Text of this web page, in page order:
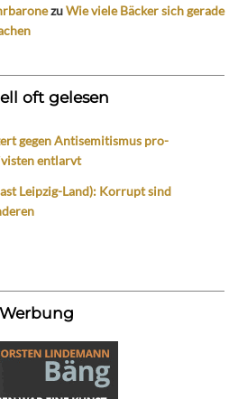
zuWie viele Bäcker sich gerade
oft gelesen
gegen Antisemitismus pro-
entlarvt
Leipzig-Land): Korrupt sind
Werbung